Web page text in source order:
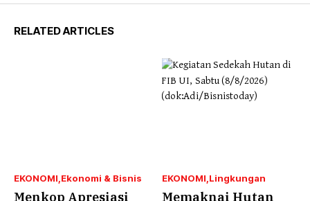
RELATED ARTICLES
EKONOMI Ekonomi & Bisnis
Menkop Apresiasi
EKONOMI Lingkungan
Memaknai Hutan